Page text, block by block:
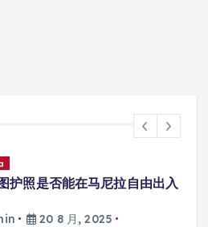
护照是否能在马尼拉使用国际
册？
20 8 月, 2025